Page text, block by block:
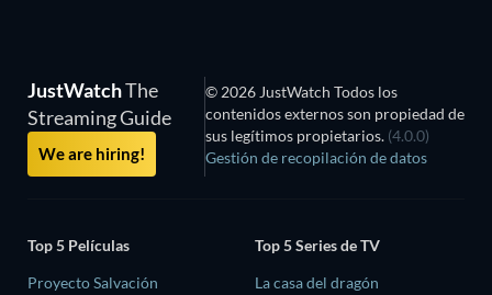
JustWatchThe
Streaming Guide
We are hiring!
© 2026 JustWatch Todos los
contenidos externos son propiedad de
sus legítimos propietarios. (4.0.0)
Gestión de recopilación de datos
Top 5 Películas
Proyecto Salvación
Top 5 Series de TV
La casa del dragón